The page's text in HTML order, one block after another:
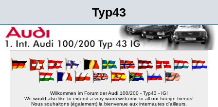
Typ43
Willkommen im Forum der Audi 100/200 - Typ43 - IG!
We would also like to extend a very warm welcome to all our foreign friends!
Nous souhaitons (également) la bienvenue aux internautes d'ailleurs.